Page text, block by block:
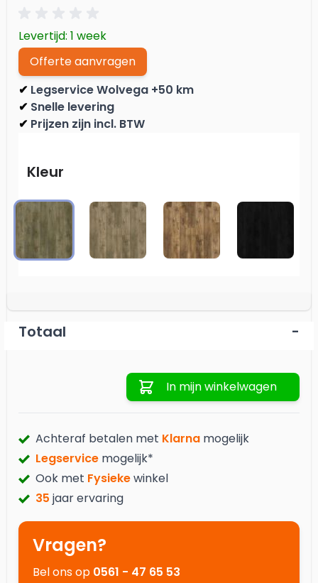
Levertijd: 1 week
Offerte aanvragen
✔ Legservice Wolvega +50 km
✔ Snelle levering
✔ Prijzen zijn incl. BTW
Kleur
7000 7001 7002
Totaal -
Aantal
In mijn winkelwagen
Achteraf betalen met Klarna mogelijk
Legservice mogelijk*
Ook met Fysiekewinkel
35 jaar ervaring
Vragen?
Bel ons op 0561 - 47 65 53